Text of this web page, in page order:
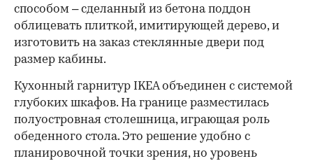
способом – сделанный из бетона поддон
облицевать плиткой, имитирующей дерево, и
изготовить на заказ стеклянные двери под
размер кабины.
Кухонный гарнитур IKEA объединен с системой
глубоких шкафов. На границе разместилась
полуостровная столешница, играющая роль
обеденного стола. Это решение удобно с
планировочной точки зрения, но уровень